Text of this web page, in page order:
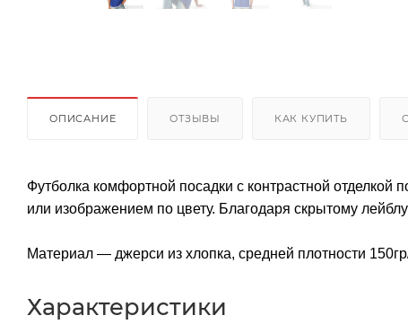
ОПИСАНИЕ ОТЗЫВЫ КАК КУПИТЬ
Футболка комфортной посадки с контрастной
или изображением по цвету. Благодаря скрытому
Материал — джерси из хлопка, средней плотности
Характеристики